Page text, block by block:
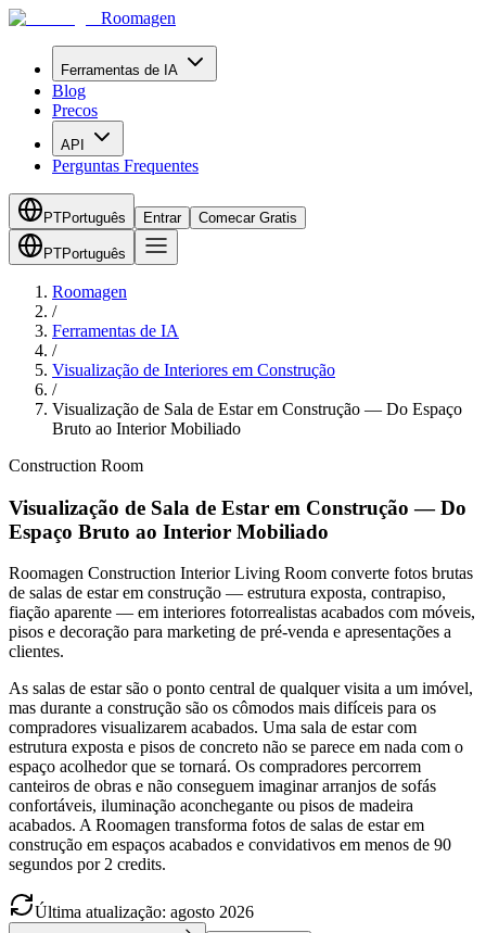
Roomagen
Ferramentas de IA
Blog
Precos
API
Perguntas Frequentes
PTPortuguês Entrar Comecar Gratis
PTPortuguês
Roomagen
/
Ferramentas de IA
/
Visualização de Interiores em Construção
/
Visualização de Sala de Estar em Construção — Do Espaço
Bruto ao Interior Mobiliado
Construction Room
Visualização de Sala de Estar em Construção — Do
Espaço Bruto ao Interior Mobiliado
Roomagen Construction Interior Living Room converte fotos brutas
de salas de estar em construção — estrutura exposta, contrapiso,
fiação aparente — em interiores fotorrealistas acabados com móveis,
pisos e decoração para marketing de pré-venda e apresentações a
clientes.
As salas de estar são o ponto central de qualquer visita a um imóvel,
mas durante a construção são os cômodos mais difíceis para os
compradores visualizarem acabados. Uma sala de estar com
estrutura exposta e pisos de concreto não se parece em nada com o
espaço acolhedor que se tornará. Os compradores percorrem
canteiros de obras e não conseguem imaginar arranjos de sofás
confortáveis, iluminação aconchegante ou pisos de madeira
acabados. A Roomagen transforma fotos de salas de estar em
construção em espaços acabados e convidativos em menos de 90
segundos por 2 credits.
Última atualização: agosto 2026